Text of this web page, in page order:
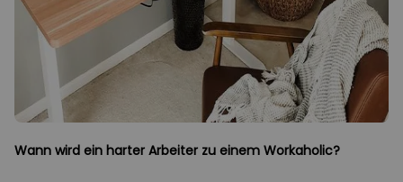
Wann wird ein harter Arbeiter zu einem Workaholic?